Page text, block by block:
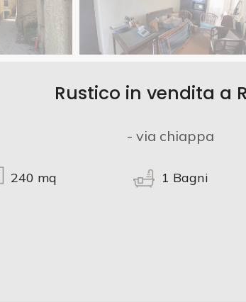
Rustico in vendita a
- via chiappa
240 mq 1 Bagni